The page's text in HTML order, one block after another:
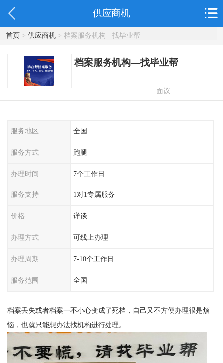
供应商机
首页> 供应商机> 档案服务机构—找毕业帮
档案服务机构—找毕业帮
面议
服务地区 全国
服务方式 跑腿
办理时间 7个工作日
服务支持 1对1专属服务
价格 详谈
办理方式 可线上办理
办理周期 7-10个工作日
服务范围 全国
档案丢失或者档案一不小心变成了死档，自己又不方便办理很是烦
恼，也就只能想办法找机构进行处理。